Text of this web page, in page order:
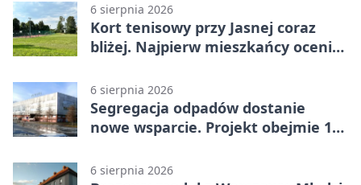
6 sierpnia 2026
Kort tenisowy przy Jasnej coraz
bliżej. Najpierw mieszkańcy ocenią
6 sierpnia 2026
Segregacja odpadów dostanie
nowe wsparcie. Projekt obejmie 15
6 sierpnia 2026